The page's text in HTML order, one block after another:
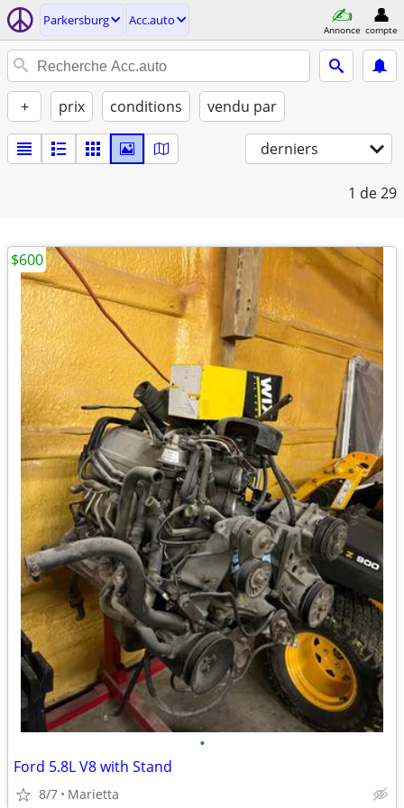
Parkersburg Acc.auto
Annonce compte
+ prix conditions vendu par
derniers
1 de 29
•
Ford 5.8L V8 with Stand
8/7 Marietta
$600